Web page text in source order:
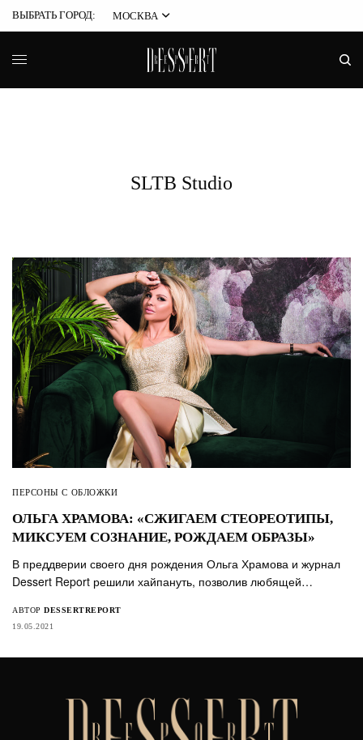
ВЫБРАТЬ ГОРОД: МОСКВА
SLTB Studio
ПЕРСОНЫ С ОБЛОЖКИ
ОЛЬГА ХРАМОВА: «СЖИГАЕМ СТЕОРЕОТИПЫ,
МИКСУЕМ СОЗНАНИЕ, РОЖДАЕМ ОБРАЗЫ»
В преддверии своего дня рождения Ольга Храмова и журнал
Dessert Report решили хайпануть, позволив любящей…
АВТОР DESSERTREPORT
19.05.2021